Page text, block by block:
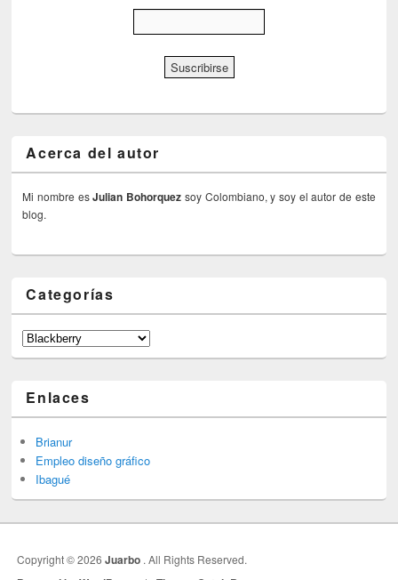
Acerca del autor
Mi nombre esJulian Bohorquez soy Colombiano, y soy el autor de este
blog.
Categorías
Categorías
Enlaces
Brianur
Empleo diseño gráfico
Ibagué
Copyright © 2026Juarbo . All Rights Reserved.